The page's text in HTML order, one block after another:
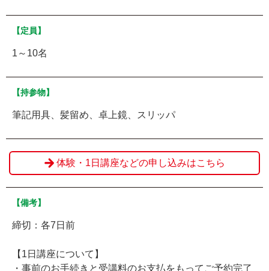
【定員】
1～10名
【持参物】
筆記用具、髪留め、卓上鏡、スリッパ
体験・1日講座などの申し込みはこちら
【備考】
締切：各7日前
【1日講座について】
・事前のお手続きと受講料のお支払をもってご予約完了